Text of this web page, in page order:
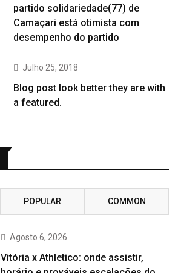
partido solidariedade(77) de
Camaçari está otimista com
desempenho do partido
Julho 25, 2018
Blog post look better they are with
a featured.
POPULAR COMMON
Agosto 6, 2026
Vitória x Athletico: onde assistir,